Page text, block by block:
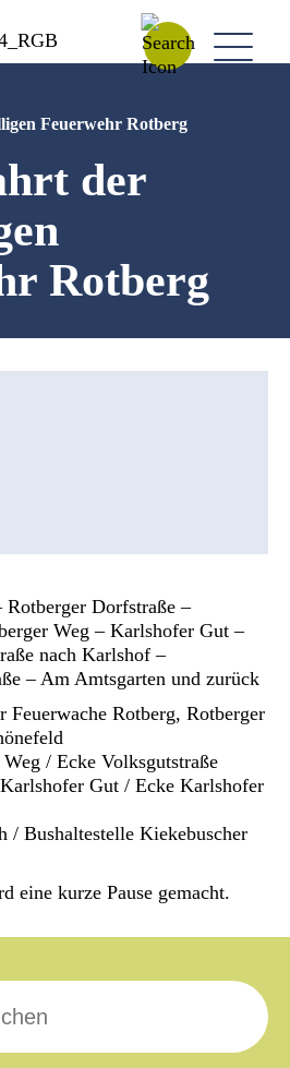
Feuerwehr Rotberg
der
Rotberg
Rotberger Dorfstraße –
Weg – Karlshofer Gut –
nach Karlshof –
– Am Amtsgarten und zurück
Feuerwache Rotberg, Rotberger
/ Ecke Volksgutstraße
Gut / Ecke Karlshofer
/ Bushaltestelle Kiekebuscher
eine kurze Pause gemacht.